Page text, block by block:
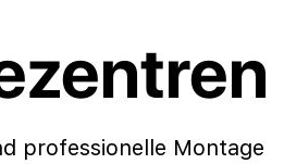
professionelle Montage